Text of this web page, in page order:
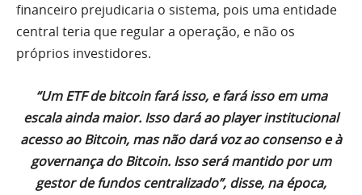
financeiro prejudicaria o sistema, pois uma entidade
central teria que regular a operação, e não os
próprios investidores.
“Um ETF de bitcoin fará isso, e fará isso em uma
escala ainda maior. Isso dará ao player institucional
acesso ao Bitcoin, mas não dará voz ao consenso e à
governança do Bitcoin. Isso será mantido por um
gestor de fundos centralizado”, disse, na época,